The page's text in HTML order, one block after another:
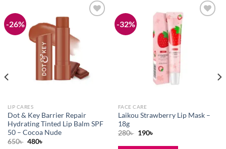
-26%
LIP CARES
Dot & Key Barrier Repair
Hydrating Tinted Lip Balm SPF
50 – Cocoa Nude
650৳ Original
480৳
-32%
FACE CARE
Laikou Strawberry Lip Mask –
18g
280৳ Original
was:
190৳
is: